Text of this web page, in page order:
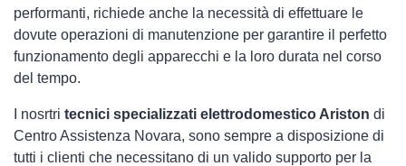
performanti, richiede anche la necessità di effettuare le
dovute operazioni di manutenzione per garantire il perfetto
funzionamento degli apparecchi e la loro durata nel corso
del tempo.
I nosrtri tecnici specializzati elettrodomestico Ariston di
Centro Assistenza Novara, sono sempre a disposizione di
tutti i clienti che necessitano di un valido supporto per la